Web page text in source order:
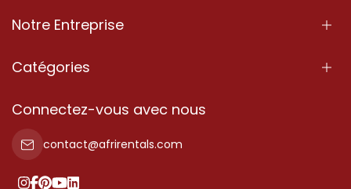
Notre Entreprise
À Propos
Conditions d'Utilisation
Politique de Confidentialité
Catégories
Propriété
Propriété à vendre
Propriété à louer
Connectez-vous avec nous
contact@afrirentals.com